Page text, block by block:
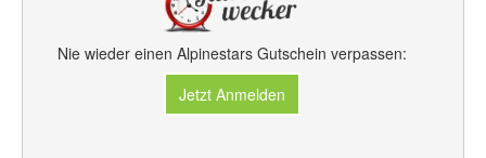
Nie wieder einen Alpinestars Gutschein verpassen:
Jetzt Anmelden